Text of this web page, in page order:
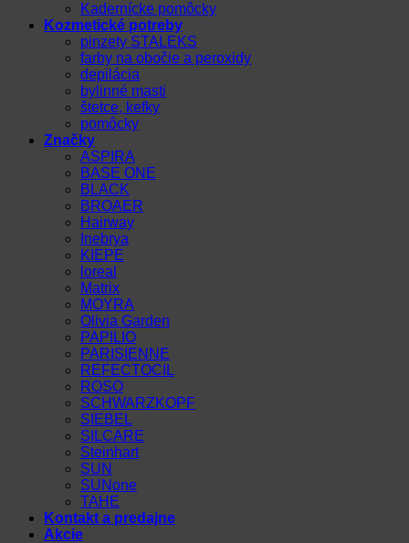
Kadernícke pomôcky
Kozmetické potreby
pinzety STALEKS
farby na obočie a peroxidy
depilácia
bylinné masti
štetce, kefky
pomôcky
Značky
ASPIRA
BASE ONE
BLACK
BROAER
Hairway
Inebrya
KIEPE
loreal
Matrix
MOYRA
Olivia Garden
PAPILIO
PARISIENNE
REFECTOCIL
ROSO
SCHWARZKOPF
SIEBEL
SILCARE
Steinhart
SUN
SUNone
TAHE
Kontakt a predajne
Akcie